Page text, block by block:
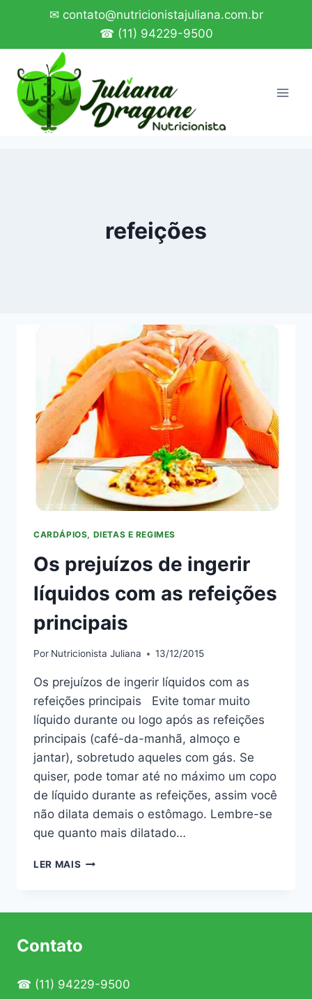
o
Conteúdo
✉ contato@nutricionistajuliana.com.br
☎ (11) 94229-9500
refeições
CARDÁPIOS, DIETAS E REGIMES
Os prejuízos de ingerir
líquidos com as refeições
principais
Por Nutricionista Juliana 13/12/2015
Os prejuízos de ingerir líquidos com as
refeições principais Evite tomar muito
líquido durante ou logo após as refeições
principais (café-da-manhã, almoço e
jantar), sobretudo aqueles com gás. Se
quiser, pode tomar até no máximo um copo
de líquido durante as refeições, assim você
não dilata demais o estômago. Lembre-se
que quanto mais dilatado…
LER MAIS OS
AS
PRINCIPAIS
Contato
☎ (11) 94229-9500